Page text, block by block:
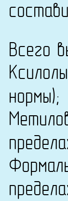
Всего
нормы);